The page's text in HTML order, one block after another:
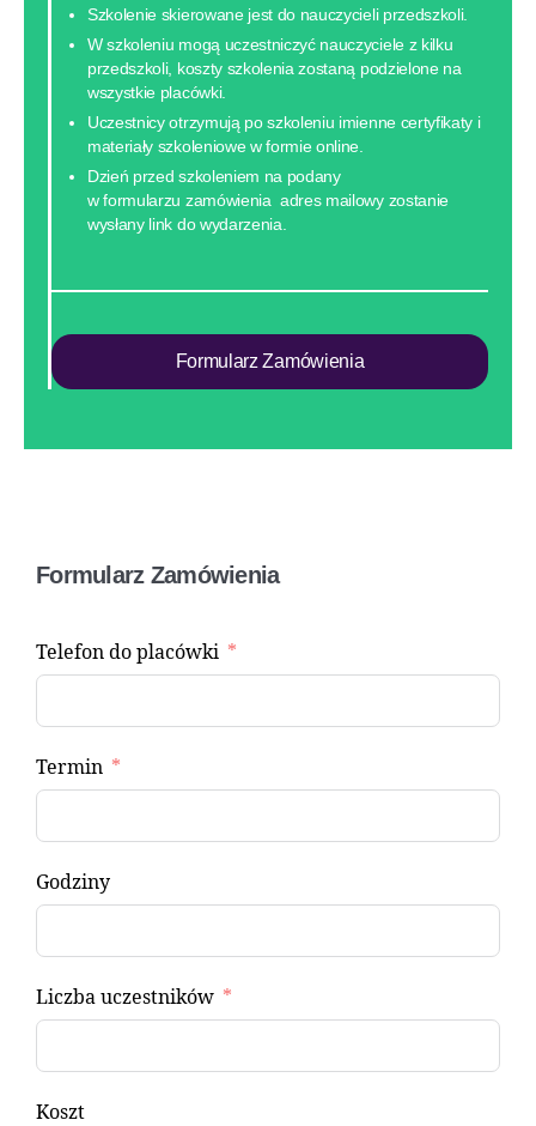
Szkolenie skierowane jest do nauczycieli przedszkoli.
W szkoleniu mogą uczestniczyć nauczyciele z kilku
przedszkoli, koszty szkolenia zostaną podzielone na
wszystkie placówki.
Uczestnicy otrzymują po szkoleniu imienne certyfikaty i
materiały szkoleniowe w formie online.
Dzień przed szkoleniem na podany
w formularzu zamówienia adres mailowy zostanie
wysłany link do wydarzenia.
Formularz Zamówienia
Formularz Zamówienia
Telefon do placówki
Termin
Godziny
Liczba uczestników
Koszt